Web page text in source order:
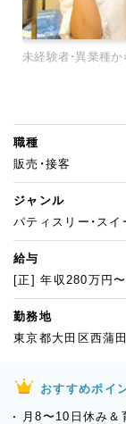
未経験者・異業種か
職種
販売・接客
ジャンル
パティスリー・スイ
給与
[正] 年収280万円〜
勤務地
東京都大田区西蒲
おすすめポイ
月8〜10日休み＆